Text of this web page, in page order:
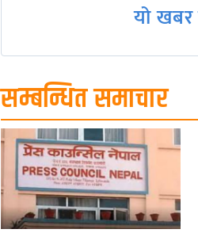
यो
सम्बन्धित समाचार